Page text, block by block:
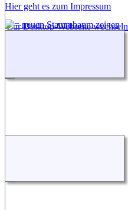
Hier geht es zum Impressum
Zur Desktop-Webseite wechseln